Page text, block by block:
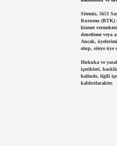
Sitemiz, 5651
Kurumu (BTK)
hizmet
denetleme veya
Ancak,
olup, siteye üye
Hukuka ve
içerikleri,
halinde, ilgili
kaldırılacaktır.